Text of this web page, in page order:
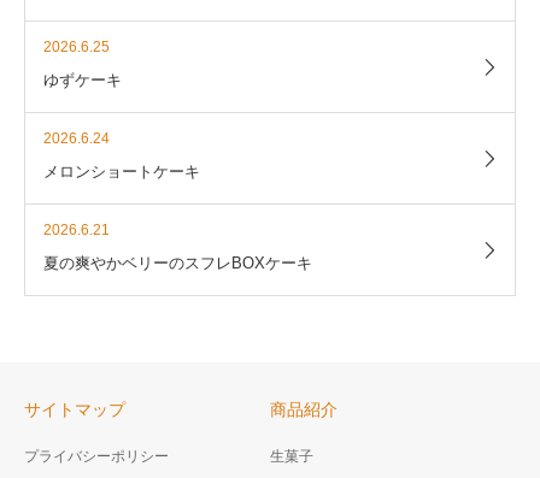
2026.6.25
ゆずケーキ
2026.6.24
メロンショートケーキ
2026.6.21
夏の爽やかベリーのスフレBOXケーキ
サイトマップ
プライバシーポリシー
商品紹介
生菓子